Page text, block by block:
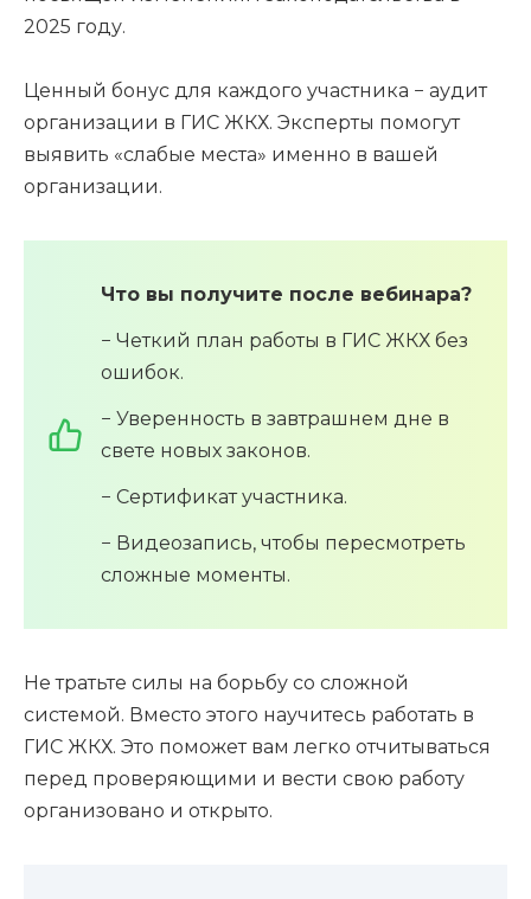
2025 году.
Ценный бонус для каждого участника − аудит
организации в ГИС ЖКХ. Эксперты помогут
выявить «слабые места» именно в вашей
организации.
Что вы получите после вебинара?
− Четкий план работы в ГИС ЖКХ без
ошибок.
− Уверенность в завтрашнем дне в
свете новых законов.
− Сертификат участника.
− Видеозапись, чтобы пересмотреть
сложные моменты.
Не тратьте силы на борьбу со сложной
системой. Вместо этого научитесь работать в
ГИС ЖКХ. Это поможет вам легко отчитываться
перед проверяющими и вести свою работу
организовано и открыто.